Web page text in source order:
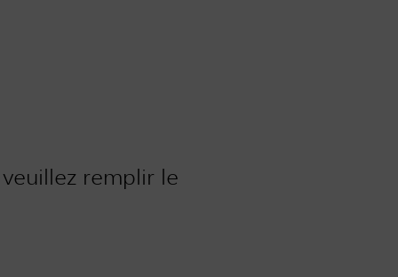
remplir le